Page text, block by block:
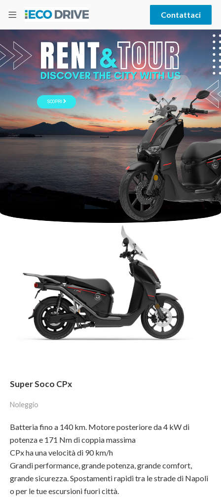
Contattaci
SCOPRI
Super Soco CPx
Noleggio
Batteria fino a 140 km. Motore posteriore da 4 kW di
potenza e 171 Nm di coppia massima
CPx ha una velocità di 90 km/h
Grandi performance, grande potenza, grande comfort,
grande sicurezza. Spostamenti rapidi tra le strade di Napoli
o per le tue escursioni fuori città.